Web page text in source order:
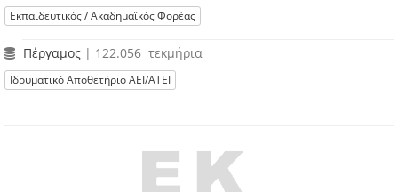
Εκπαιδευτικός / Ακαδημαϊκός Φορέας
Πέργαμος | 122.056 τεκμήρια
Ιδρυματικό Αποθετήριο ΑΕΙ/ΑΤΕΙ